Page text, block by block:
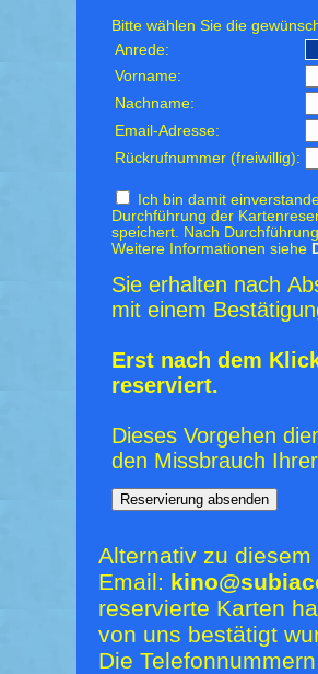
Bitte wählen Sie die
Anrede:
Vorname:
Nachname:
Email-Adresse:
Rückrufnummer (freiwillig):
Ich bin damit
Durchführung der
speichert. Nach
Weitere Informationen siehe
Sie erhalten nach
mit einem
Erst nach dem
reserviert.
Dieses Vorgehen
den Missbrauch
Alternativ zu
Email:
reservierte Karten
von uns bestätigt
Die